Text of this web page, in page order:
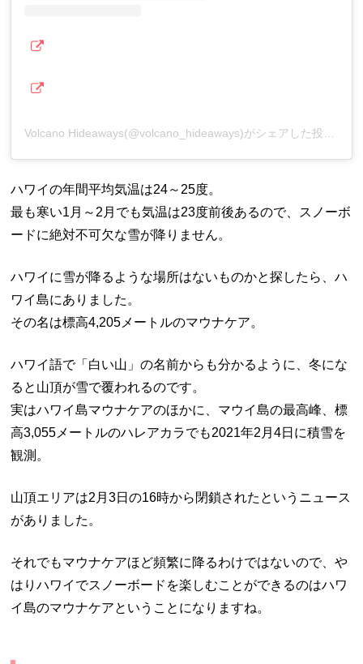
ハワイの年間平均気温は24～25度。
最も寒い1月～2月でも気温は23度前後あるので、スノーボ
ードに絶対不可欠な雪が降りません。
ハワイに雪が降るような場所はないものかと探したら、ハ
ワイ島にありました。
その名は標高4,205メートルのマウナケア。
ハワイ語で「白い山」の名前からも分かるように、冬にな
ると山頂が雪で覆われるのです。
実はハワイ島マウナケアのほかに、マウイ島の最高峰、標
高3,055メートルのハレアカラでも2021年2月4日に積雪を
観測。
山頂エリアは2月3日の16時から閉鎖されたというニュース
がありました。
それでもマウナケアほど頻繁に降るわけではないので、や
はりハワイでスノーボードを楽しむことができるのはハワ
イ島のマウナケアということになりますね。